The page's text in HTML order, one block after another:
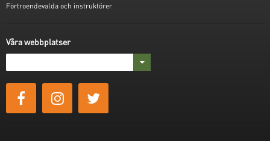
Förtroendevalda och instruktörer
Våra webbplatser